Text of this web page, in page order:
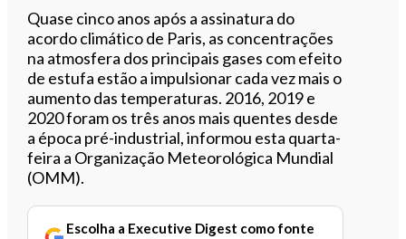
Ouvir este artigo
Quase cinco anos após a assinatura do
acordo climático de Paris, as concentrações
na atmosfera dos principais gases com efeito
de estufa estão a impulsionar cada vez mais o
aumento das temperaturas. 2016, 2019 e
2020 foram os três anos mais quentes desde
a época pré-industrial, informou esta quarta-
feira a Organização Meteorológica Mundial
(OMM).
Escolha a Executive Digest como fonte